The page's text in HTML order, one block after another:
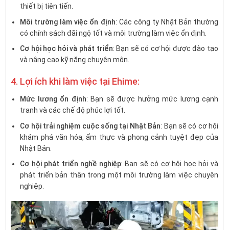
thiết bị tiên tiến.
Môi trường làm việc ổn định: Các công ty Nhật Bản thường
có chính sách đãi ngộ tốt và môi trường làm việc ổn định.
Cơ hội học hỏi và phát triển: Bạn sẽ có cơ hội được đào tạo
và nâng cao kỹ năng chuyên môn.
4. Lợi ích khi làm việc tại Ehime:
Mức lương ổn định: Bạn sẽ được hưởng mức lương cạnh
tranh và các chế độ phúc lợi tốt.
Cơ hội trải nghiệm cuộc sống tại Nhật Bản: Bạn sẽ có cơ hội
khám phá văn hóa, ẩm thực và phong cảnh tuyệt đẹp của
Nhật Bản.
Cơ hội phát triển nghề nghiệp: Bạn sẽ có cơ hội học hỏi và
phát triển bản thân trong một môi trường làm việc chuyên
nghiệp.